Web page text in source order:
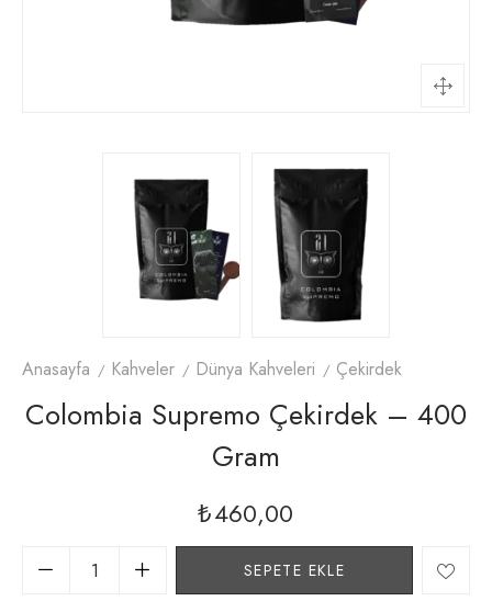
Anasayfa Kahveler Dünya Kahveleri Çekirdek
Colombia Supremo Çekirdek – 400
Gram
₺460,00
SEPETE EKLE